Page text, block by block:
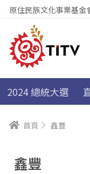
原住民族文化事業基金
2024 總統大選
首頁 鑫豐
鑫豐